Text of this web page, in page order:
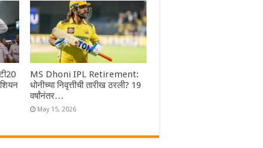
MS Dhoni IPL Retirement:
धोनीच्या निवृत्तीची तारीख ठरली? 19
वर्षांनंतर…
May 15, 2026